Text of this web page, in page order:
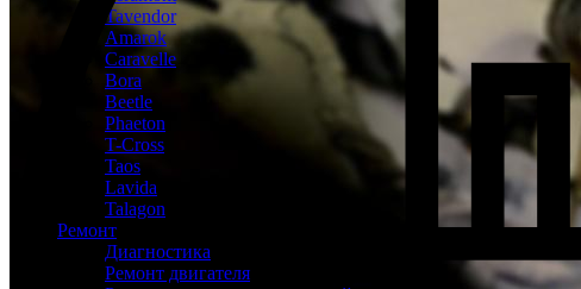
Tavendor
Amarok
Caravelle
Bora
Beetle
Phaeton
T-Cross
Taos
Lavida
Talagon
Ремонт
Диагностика
Ремонт двигателя